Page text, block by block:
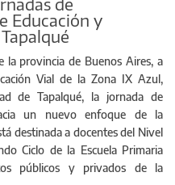
Educación y
la provincia de Buenos Aires, a
Vial de la Zona IX Azul,
de Tapalqué, la jornada de
un nuevo enfoque de la
destinada a docentes del Nivel
Ciclo de la Escuela Primaria
públicos y privados de la